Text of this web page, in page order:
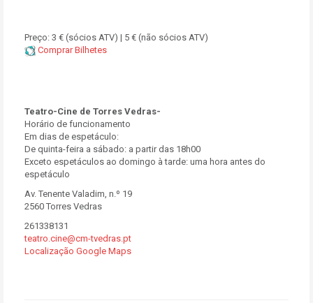
Preço: 3 € (sócios ATV) | 5 € (não sócios ATV)
Comprar Bilhetes
Teatro-Cine de Torres Vedras-
Horário de funcionamento
Em dias de espetáculo:
De quinta-feira a sábado: a partir das 18h00
Exceto espetáculos ao domingo à tarde: uma hora antes do
espetáculo
Av. Tenente Valadim, n.º 19
2560 Torres Vedras
261338131
teatro.cine@cm-tvedras.pt
Localização Google Maps